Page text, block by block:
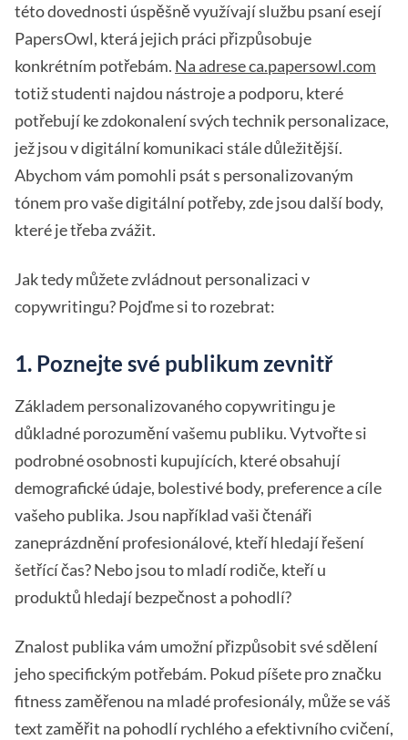
této dovednosti úspěšně využívají službu psaní esejí
PapersOwl, která jejich práci přizpůsobuje
konkrétním potřebám. Na adrese ca.papersowl.com
totiž studenti najdou nástroje a podporu, které
potřebují ke zdokonalení svých technik personalizace,
jež jsou v digitální komunikaci stále důležitější.
Abychom vám pomohli psát s personalizovaným
tónem pro vaše digitální potřeby, zde jsou další body,
které je třeba zvážit.
Jak tedy můžete zvládnout personalizaci v
copywritingu? Pojďme si to rozebrat:
1. Poznejte své publikum zevnitř
Základem personalizovaného copywritingu je
důkladné porozumění vašemu publiku. Vytvořte si
podrobné osobnosti kupujících, které obsahují
demografické údaje, bolestivé body, preference a cíle
vašeho publika. Jsou například vaši čtenáři
zaneprázdnění profesionálové, kteří hledají řešení
šetřící čas? Nebo jsou to mladí rodiče, kteří u
produktů hledají bezpečnost a pohodlí?
Znalost publika vám umožní přizpůsobit své sdělení
jeho specifickým potřebám. Pokud píšete pro značku
fitness zaměřenou na mladé profesionály, může se váš
text zaměřit na pohodlí rychlého a efektivního cvičení,